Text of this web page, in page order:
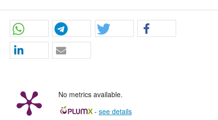
No metrics available.
- see details